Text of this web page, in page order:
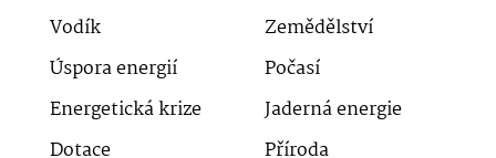
Vodík
Zemědělství
Úspora energií
Počasí
Energetická krize
Jaderná energie
Dotace
Příroda